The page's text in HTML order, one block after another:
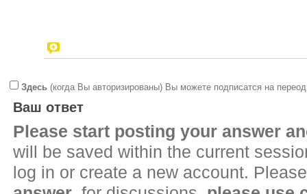
Здесь (когда Вы авторизированы) Вы можете подписатся на
Ваш ответ
Please start posting your answer
will be saved within the current
log in or create a new account.